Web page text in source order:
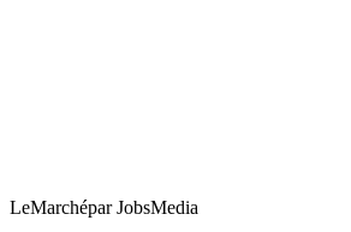
LeMarchépar JobsMedia